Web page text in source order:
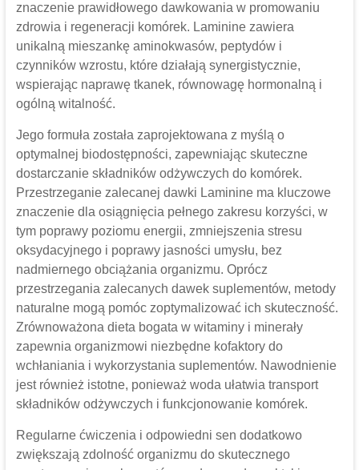
znaczenie prawidłowego dawkowania w promowaniu
zdrowia i regeneracji komórek. Laminine zawiera
unikalną mieszankę aminokwasów, peptydów i
czynników wzrostu, które działają synergistycznie,
wspierając naprawę tkanek, równowagę hormonalną i
ogólną witalność.
Jego formuła została zaprojektowana z myślą o
optymalnej biodostępności, zapewniając skuteczne
dostarczanie składników odżywczych do komórek.
Przestrzeganie zalecanej dawki Laminine ma kluczowe
znaczenie dla osiągnięcia pełnego zakresu korzyści, w
tym poprawy poziomu energii, zmniejszenia stresu
oksydacyjnego i poprawy jasności umysłu, bez
nadmiernego obciążania organizmu. Oprócz
przestrzegania zalecanych dawek suplementów, metody
naturalne mogą pomóc zoptymalizować ich skuteczność.
Zrównoważona dieta bogata w witaminy i minerały
zapewnia organizmowi niezbędne kofaktory do
wchłaniania i wykorzystania suplementów. Nawodnienie
jest również istotne, ponieważ woda ułatwia transport
składników odżywczych i funkcjonowanie komórek.
Regularne ćwiczenia i odpowiedni sen dodatkowo
zwiększają zdolność organizmu do skutecznego